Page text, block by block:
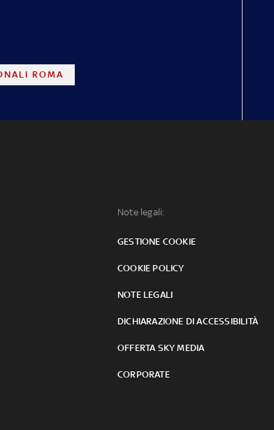
ROMA
Note legali:
GESTIONE COOKIE
COOKIE POLICY
NOTE LEGALI
DICHIARAZIONE DI ACCESSIBILITÀ
OFFERTA SKY MEDIA
CORPORATE